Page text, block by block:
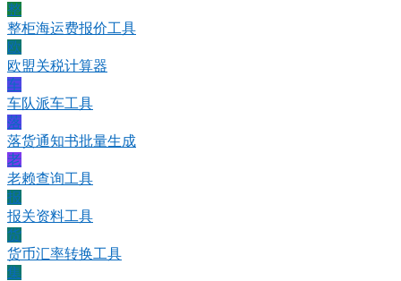
整
整柜海运费报价工具
欧
欧盟关税计算器
车
车队派车工具
落
落货通知书批量生成
老
老赖查询工具
报
报关资料工具
货
货币汇率转换工具
集